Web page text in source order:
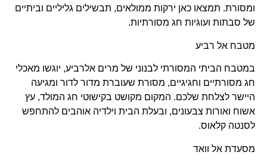
ומסורת. תמצאו כאן ירקות ממולאים, תבשילים גליליים וביתיים
של סבתות ועוגיות חג מסורתיות.
מטבח אל רביע
במטבח הביתי המסורתי לבנוני של מרים אלרביע, יוגשו מאכלי
חג מסורתיים וחגיגיים, מסורת שעוברת מדור לדור ומגיעה
היישר לצלחת שלכם. המקום מקושט בקישוטי חג המולד, עץ
אשוח ואורות צבעונים, ובעלת הבית וילדיה אוהבים להתחפש
לסנטה קלאוס.
מסעדת אל וואד